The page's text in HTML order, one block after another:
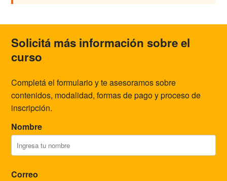
Solicitá más información sobre el
curso
Completá el formulario y te asesoramos sobre
contenidos, modalidad, formas de pago y proceso de
inscripción.
Nombre
Correo